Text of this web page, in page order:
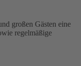
großen Gästen eine
regelmäßige